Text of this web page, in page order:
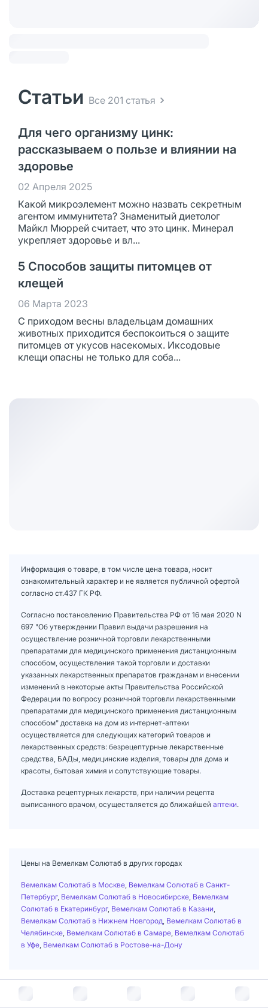
Статьи Все 201 статья
Для чего организму цинк:
рассказываем о пользе и влиянии на
здоровье
02 Апреля 2025
Какой микроэлемент можно назвать секретным
агентом иммунитета? Знаменитый диетолог
Майкл Мюррей считает, что это цинк. Минерал
укрепляет здоровье и вл...
5 Способов защиты питомцев от
клещей
06 Марта 2023
С приходом весны владельцам домашних
животных приходится беспокоиться о защите
питомцев от укусов насекомых. Иксодовые
клещи опасны не только для соба...
Информация о товаре, в том числе цена товара, носит
ознакомительный характер и не является публичной офертой
согласно ст.437 ГК РФ.
Согласно постановлению Правительства РФ от 16 мая 2020 N
697 "Об утверждении Правил выдачи разрешения на
осуществление розничной торговли лекарственными
препаратами для медицинского применения дистанционным
способом, осуществления такой торговли и доставки
указанных лекарственных препаратов гражданам и внесении
изменений в некоторые акты Правительства Российской
Федерации по вопросу розничной торговли лекарственными
препаратами для медицинского применения дистанционным
способом" доставка на дом из интернет-аптеки
осуществляется для следующих категорий товаров и
лекарственных средств: безрецептурные лекарственные
средства, БАДы, медицинские изделия, товары для дома и
красоты, бытовая химия и сопутствующие товары.
Доставка рецептурных лекарств, при наличии рецепта
выписанного врачом, осуществляется до ближайшей аптеки.
Цены на Вемелкам Солютаб в других городах
Вемелкам Солютаб в Москве Вемелкам Солютаб в Санкт-
Петербург, Вемелкам Солютаб в Новосибирске Вемелкам
Солютаб в Екатеринбург, Вемелкам Солютаб в Казани
Вемелкам Солютаб в Нижнем Новгород Вемелкам Солютаб в
Челябинске Вемелкам Солютаб в Самаре Вемелкам Солютаб
в Уфе Вемелкам Солютаб в Ростове-на-Дону